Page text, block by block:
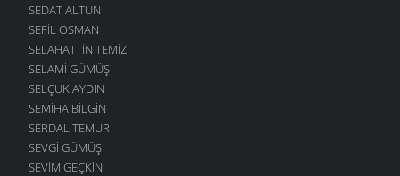
SEDAT ALTUN
SEFIL OSMAN
SELAHATTIN TEMIZ
SELAMI GÜMÜŞ
SELÇUK AYDIN
SEMIHA BILGIN
SERDAL TEMUR
SEVGI GÜMÜŞ
SEVIM GEÇKIN